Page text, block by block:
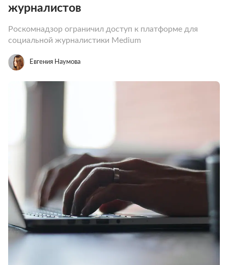
журналистов
Роскомнадзор ограничил доступ к платформе для
социальной журналистики Medium
Евгения Наумова